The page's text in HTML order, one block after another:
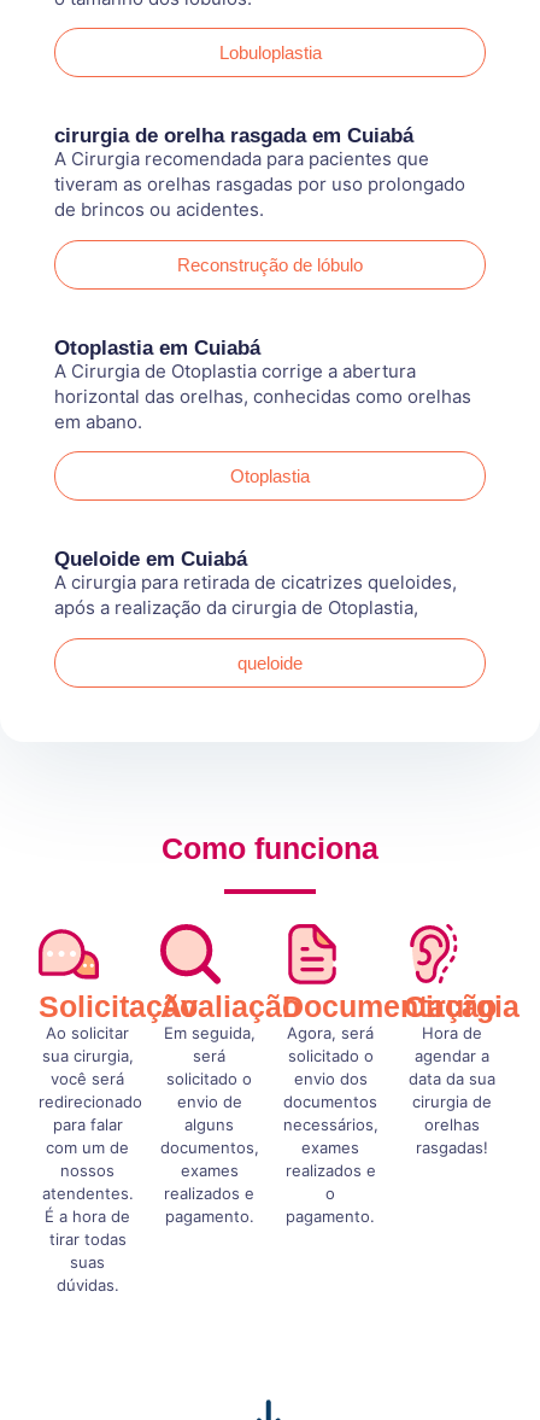
Lobuloplastia
cirurgia de orelha rasgada em Cuiabá
A Cirurgia recomendada para pacientes que
tiveram as orelhas rasgadas por uso prolongado
de brincos ou acidentes.
Reconstrução de lóbulo
Otoplastia em Cuiabá
A Cirurgia de Otoplastia corrige a abertura
horizontal das orelhas, conhecidas como orelhas
em abano.
Otoplastia
Queloide em Cuiabá
A cirurgia para retirada de cicatrizes queloides,
após a realização da cirurgia de Otoplastia,
queloide
Como funciona
Solicitação
Ao solicitar
sua cirurgia,
você será
redirecionado
para falar
com um de
nossos
atendentes.
É a hora de
tirar todas
suas
dúvidas.
Avaliação
Em seguida,
será
solicitado o
envio de
alguns
documentos,
exames
realizados e
pagamento.
Documentação
Agora, será
solicitado o
envio dos
documentos
necessários,
exames
realizados e
o
pagamento.
Cirurgia
Hora de
agendar a
data da sua
cirurgia de
orelhas
rasgadas!